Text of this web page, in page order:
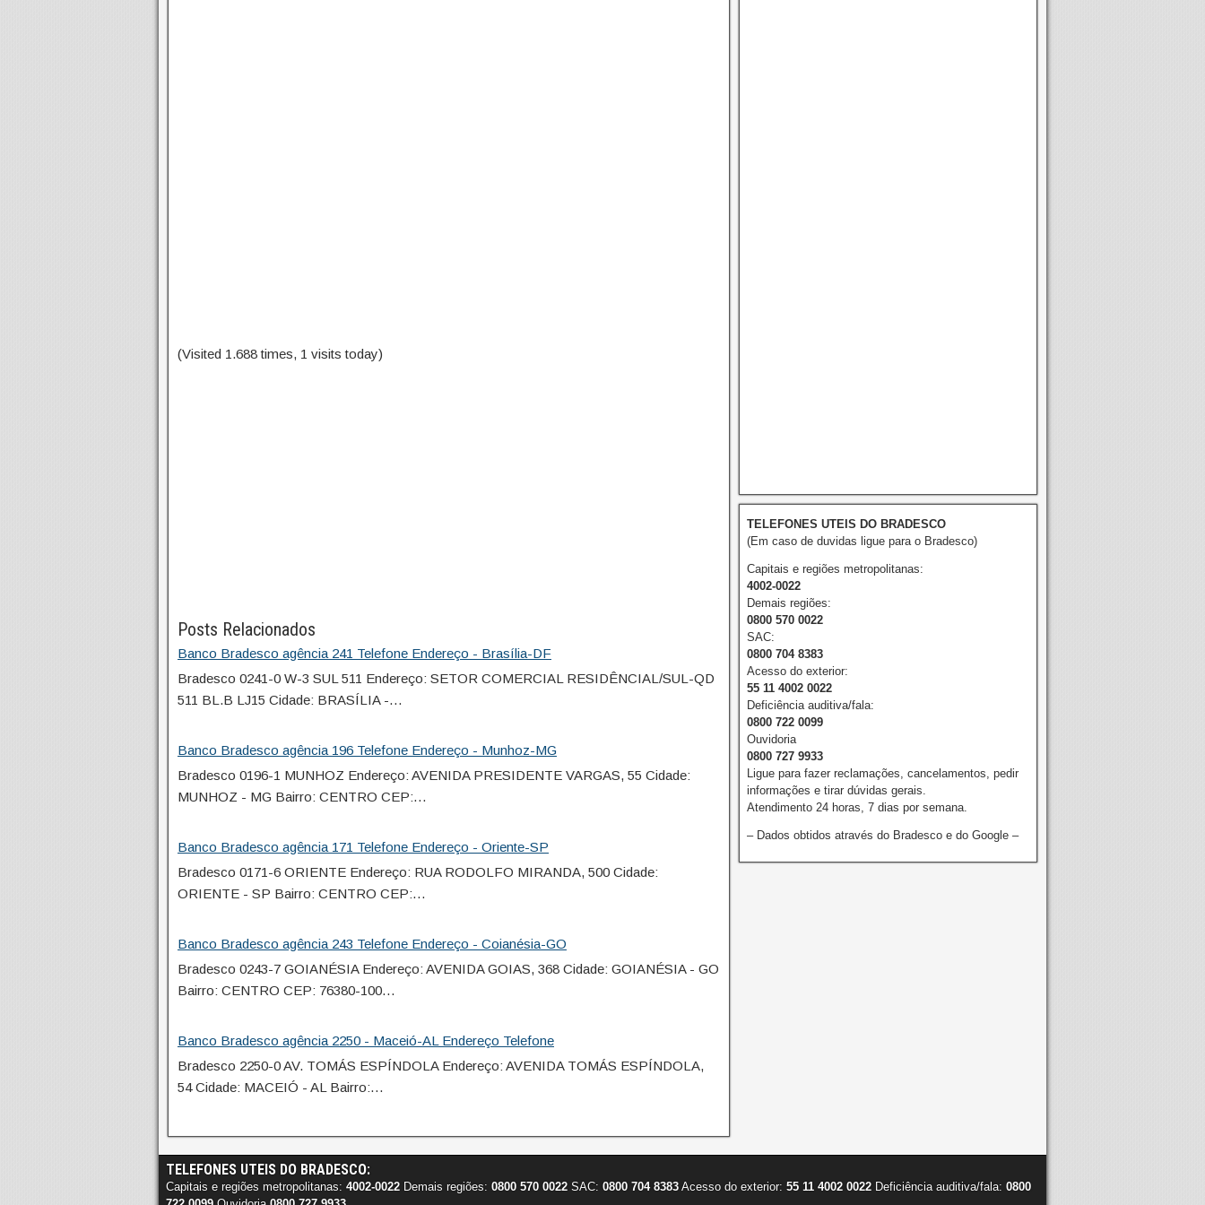
(Visited 1.688 times, 1 visits today)
Posts Relacionados
Banco Bradesco agência 241 Telefone Endereço - Brasília-DF
Bradesco 0241-0 W-3 SUL 511 Endereço: SETOR COMERCIAL RESIDÊNCIAL/SUL-QD
511 BL.B LJ15 Cidade: BRASÍLIA -…
Banco Bradesco agência 196 Telefone Endereço - Munhoz-MG
Bradesco 0196-1 MUNHOZ Endereço: AVENIDA PRESIDENTE VARGAS, 55 Cidade:
MUNHOZ - MG Bairro: CENTRO CEP:…
Banco Bradesco agência 171 Telefone Endereço - Oriente-SP
Bradesco 0171-6 ORIENTE Endereço: RUA RODOLFO MIRANDA, 500 Cidade:
ORIENTE - SP Bairro: CENTRO CEP:…
Banco Bradesco agência 243 Telefone Endereço - Coianésia-GO
Bradesco 0243-7 GOIANÉSIA Endereço: AVENIDA GOIAS, 368 Cidade: GOIANÉSIA - GO
Bairro: CENTRO CEP: 76380-100…
Banco Bradesco agência 2250 - Maceió-AL Endereço Telefone
Bradesco 2250-0 AV. TOMÁS ESPÍNDOLA Endereço: AVENIDA TOMÁS ESPÍNDOLA,
54 Cidade: MACEIÓ - AL Bairro:…
TELEFONES UTEIS DO BRADESCO
(Em caso de duvidas ligue para o Bradesco)
Capitais e regiões metropolitanas:
4002-0022
Demais regiões:
0800 570 0022
SAC:
0800 704 8383
Acesso do exterior:
55 11 4002 0022
Deficiência auditiva/fala:
0800 722 0099
Ouvidoria
0800 727 9933
Ligue para fazer reclamações, cancelamentos, pedir
informações e tirar dúvidas gerais.
Atendimento 24 horas, 7 dias por semana.
– Dados obtidos através do Bradesco e do Google –
TELEFONES UTEIS DO BRADESCO:
Capitais e regiões metropolitanas: 4002-0022 Demais regiões: 0800 570 0022 SAC: 0800 704 8383 Acesso do exterior: 55 11 4002 0022 Deficiência auditiva/fala: 0800